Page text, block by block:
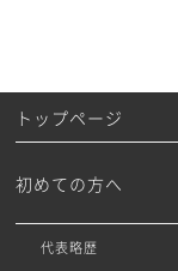
トップページ
初めての方へ
代表略歴